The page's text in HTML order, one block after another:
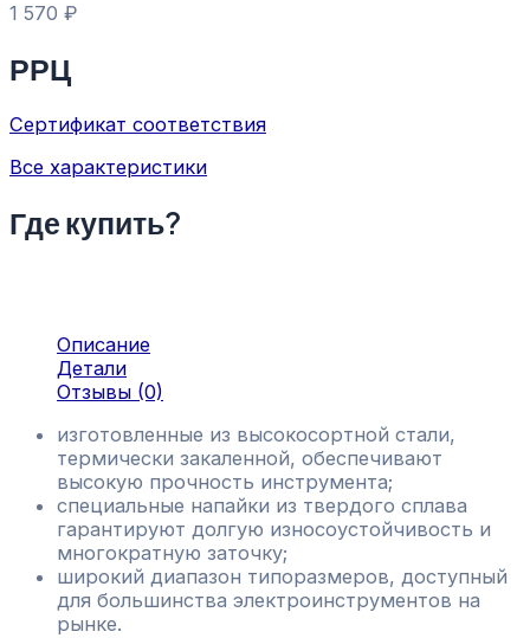
1 570 ₽
РРЦ
Сертификат соответствия
Все характеристики
Где купить?
Описание
Детали
Отзывы (0)
изготовленные из высокосортной стали,
термически закаленной, обеспечивают
высокую прочность инструмента;
специальные напайки из твердого сплава
гарантируют долгую износоустойчивость и
многократную заточку;
широкий диапазон типоразмеров, доступный
для большинства электроинструментов на
рынке.